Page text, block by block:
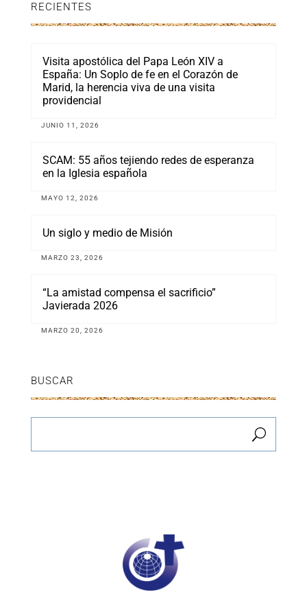
RECIENTES
Visita apostólica del Papa León XIV a
España: Un Soplo de fe en el Corazón de
Marid, la herencia viva de una visita
providencial
JUNIO 11, 2026
SCAM: 55 años tejiendo redes de esperanza
en la Iglesia española
MAYO 12, 2026
Un siglo y medio de Misión
MARZO 23, 2026
“La amistad compensa el sacrificio”
Javierada 2026
MARZO 20, 2026
BUSCAR